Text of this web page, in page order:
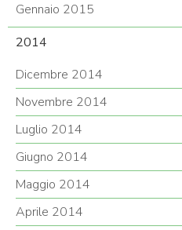
Gennaio 2015
2014
Dicembre 2014
Novembre 2014
Luglio 2014
Giugno 2014
Maggio 2014
Aprile 2014